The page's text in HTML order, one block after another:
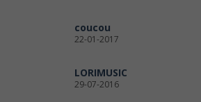
coucou
22-01-2017
LORIMUSIC
29-07-2016